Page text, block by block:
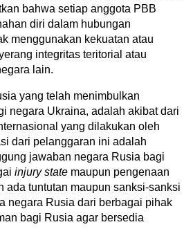
bahwa setiap anggota PBB
diri dalam hubungan
menggunakan kekuatan atau
integritas teritorial atau
lain.
yang telah menimbulkan
negara Ukraina, adalah akibat dari
yang dilakukan oleh
dari pelanggaran ini adalah
jawaban negara Rusia bagi
injury state maupun pengenaan
ada tuntutan maupun sanksi-sanksi
negara Rusia dari berbagai pihak
bagi Rusia agar bersedia